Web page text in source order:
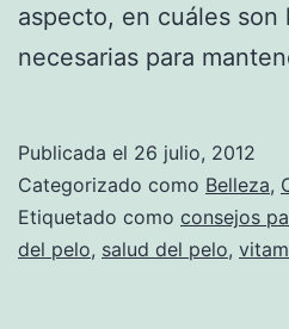
aspecto, en cuáles son
necesarias para
Publicada el 26 julio, 2012
Categorizado como Belleza,
Etiquetado como consejos
del pelo, salud del pelo,